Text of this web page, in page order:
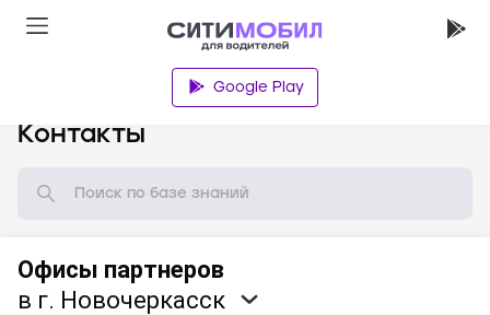
Google Play
Контакты
Офисы партнеров
в г. Новочеркасск